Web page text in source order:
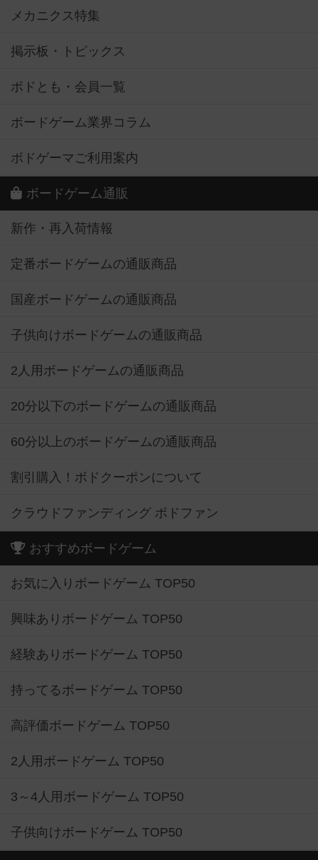
メカニクス特集
掲示板・トピックス
ボドとも・会員一覧
ボードゲーム業界コラム
ボドゲーマご利用案内
ボードゲーム通販
新作・再入荷情報
定番ボードゲームの通販商品
国産ボードゲームの通販商品
子供向けボードゲームの通販商品
2人用ボードゲームの通販商品
20分以下のボードゲームの通販商品
60分以上のボードゲームの通販商品
割引購入！ボドクーポンについて
クラウドファンディング ボドファン
おすすめボードゲーム
お気に入りボードゲーム TOP50
興味ありボードゲーム TOP50
経験ありボードゲーム TOP50
持ってるボードゲーム TOP50
高評価ボードゲーム TOP50
2人用ボードゲーム TOP50
3～4人用ボードゲーム TOP50
子供向けボードゲーム TOP50